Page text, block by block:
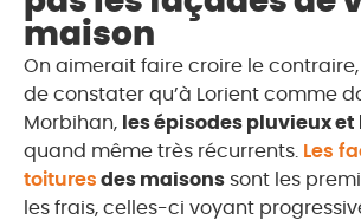
maison
On aimerait faire croire le
de constater qu’à Lorient comme
Morbihan, les épisodes pluvieux
quand même très récurrents. Les
toitures des maisons sont les
les frais, celles-ci voyant